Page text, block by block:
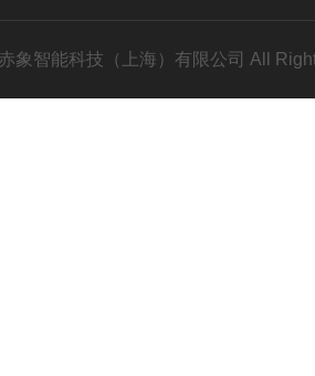
象智能科技（上海）有限公司 All